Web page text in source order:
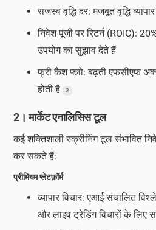
राजस्व वृद्धि दर: मजबूत वृद्धि
निवेश पूंजी पर रिटर्न (ROIC):
उपयोग का सुझाव देते हैं
फ्री कैश फ्लो: बढ़ती एफसीएफ
होती है
2
2। मार्केट एनालिसिस टूल
कई शक्तिशाली स्क्रीनिंग टूल संभावित
कर सकते हैं:
प्रीमियम प्लेटफ़ॉर्म
व्यापार विचार: एआई-संचालित
और लाइव ट्रेडिंग विचारों के लिए